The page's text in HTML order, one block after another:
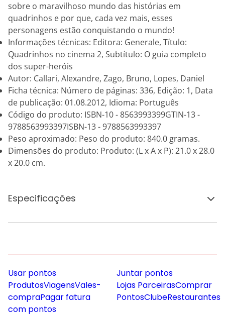
sobre o maravilhoso mundo das histórias em
quadrinhos e por que, cada vez mais, esses
personagens estão conquistando o mundo!
Informações técnicas: Editora: Generale, Título:
Quadrinhos no cinema 2, Subtítulo: O guia completo
dos super-heróis
Autor: Callari, Alexandre, Zago, Bruno, Lopes, Daniel
Ficha técnica: Número de páginas: 336, Edição: 1, Data
de publicação: 01.08.2012, Idioma: Português
Código do produto: ISBN-10 - 8563993399GTIN-13 -
9788563993397ISBN-13 - 9788563993397
Peso aproximado: Peso do produto: 840.0 gramas.
Dimensões do produto: Produto: (L x A x P): 21.0 x 28.0
x 20.0 cm.
Especificações
Usar pontos
ProdutosViagensVales-
compraPagar fatura
com pontos
Juntar pontos
Lojas ParceirasComprar
PontosClubeRestaurantes